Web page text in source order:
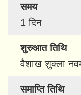
समय
1 दिन
शुरुआत तिथि
वैशाख शुक्ला
समाप्ति तिथि